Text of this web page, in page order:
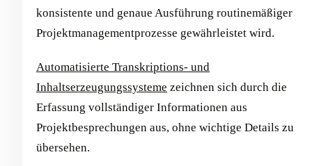
konsistente und genaue Ausführung routinemäßiger
Projektmanagementprozesse gewährleistet wird.
Automatisierte Transkriptions- und
Inhaltserzeugungssysteme zeichnen sich durch die
Erfassung vollständiger Informationen aus
Projektbesprechungen aus, ohne wichtige Details zu
übersehen.